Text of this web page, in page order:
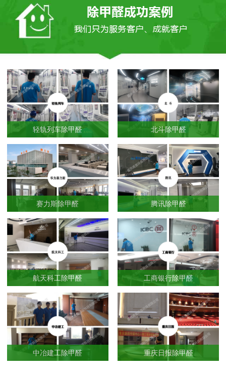
轻轨列车除甲醛 北斗除甲醛
赛力斯除甲醛 腾讯除甲醛
航天科工除甲醛 工商银行除甲醛
中冶建工除甲醛 重庆日报除甲醛